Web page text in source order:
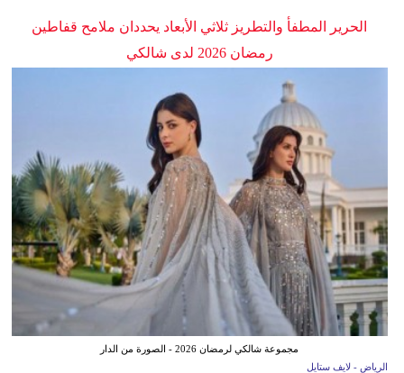
الحرير المطفأ والتطريز ثلاثي الأبعاد يحددان ملامح قفاطين
رمضان 2026 لدى شالكي
مجموعة شالكي لرمضان 2026 - الصورة من الدار
الرياض - لايف ستايل